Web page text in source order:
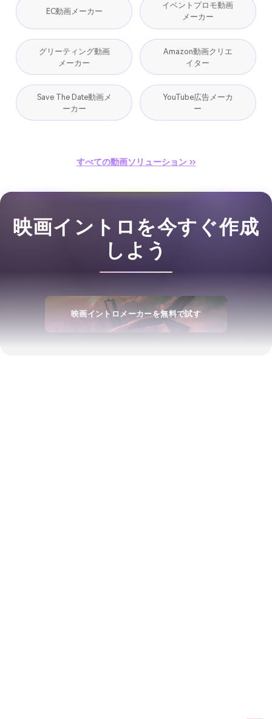
EC動画メーカー
イベントプロモ動画
メーカー
グリーティング動画
メーカー
Amazon動画クリエ
イター
Save The Date動画メ
ーカー
YouTube広告メーカ
ー
すべての動画ソリューション ››
映画イントロを今すぐ作成
しよう
映画イントロメーカーを無料で試す